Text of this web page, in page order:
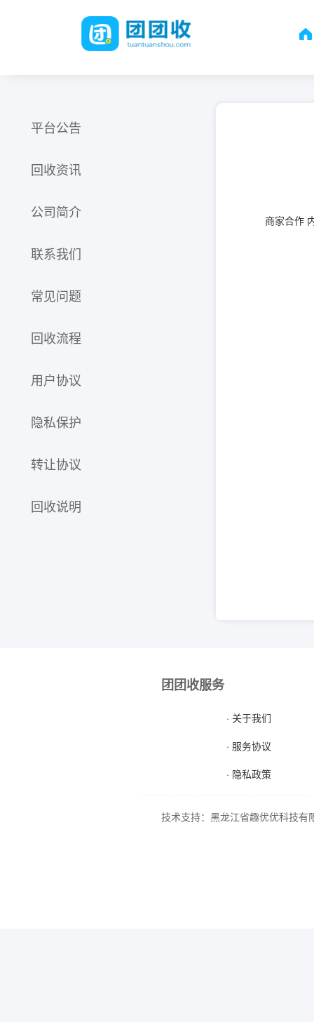
平台公告
回收资讯
公司简介
联系我们
常见问题
回收流程
用户协议
隐私保护
转让协议
回收说明
商家合作
团团收服务
· 关于我们
· 服务协议
· 隐私政策
技术支持：黑龙江省趣优优科技有